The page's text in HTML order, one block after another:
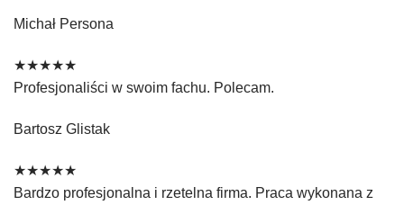
Michał Persona
★★★★★
Profesjonaliści w swoim fachu. Polecam.
Bartosz Glistak
★★★★★
Bardzo profesjonalna i rzetelna firma. Praca wykonana z